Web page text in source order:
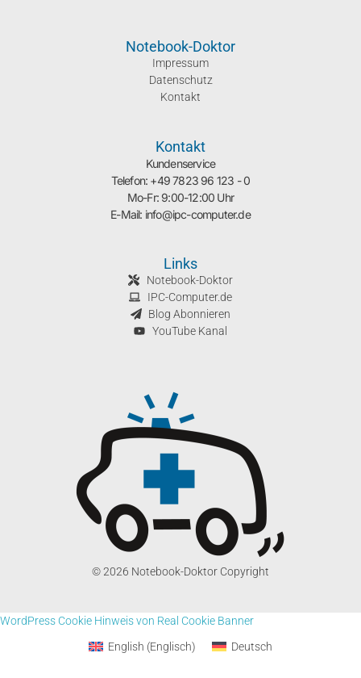
Notebook-Doktor
Impressum
Datenschutz
Kontakt
Kontakt
Kundenservice
Telefon: +49 7823 96 123 - 0
Mo-Fr: 9:00-12:00 Uhr
E-Mail: info@ipc-computer.de
Links
Notebook-Doktor
IPC-Computer.de
Blog Abonnieren
YouTube Kanal
© 2026 Notebook-Doktor Copyright
WordPress Cookie Hinweis von Real Cookie Banner
English (Englisch) Deutsch